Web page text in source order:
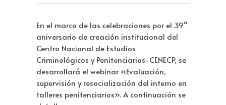
En el marco de las celebraciones por el 39°
aniversario de creación institucional del
Centro Nacional de Estudios
Criminológicos y Penitenciarios-CENECP, se
desarrollará el webinar «Evaluación,
supervisión y resocialización del interno en
talleres penitenciarios». A continuación se